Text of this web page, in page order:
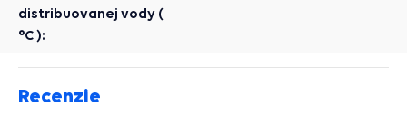
distribuovanej vody (
°C ):
Recenzie